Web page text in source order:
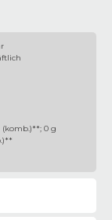
(komb.)**; 0 g